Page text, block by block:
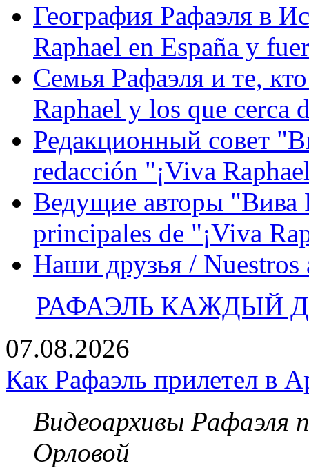
География Рафаэля в
Raphael en España y
Семья Рафаэля и те,
Raphael y los que cerca
Редакционный совет
redacción "¡Viva
Ведущие авторы "Вива
principales de "¡Viva
Наши друзья / Nuestros
РАФАЭЛЬ КАЖДЫЙ
07.08.2026
Как Рафаэль прилетел в
Видеоархивы Рафаэля
Орловой